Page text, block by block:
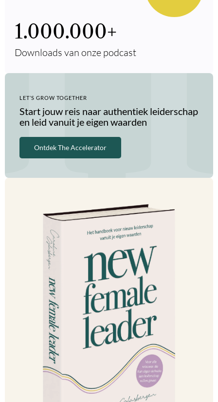
Downloads van onze podcast
1.000.000+
LET’S GROW TOGETHER
Start jouw reis naar authentiek leiderschap
en leid vanuit je eigen waarden
Ontdek The Accelerator